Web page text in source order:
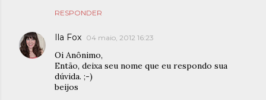
RESPONDER
Ila Fox 04 maio, 2012 16:23
Oi Anônimo,
Então, deixa seu nome que eu respondo sua
dúvida. ;-)
beijos